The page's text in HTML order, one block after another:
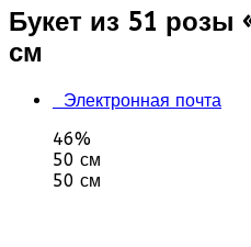
Букет из 51 розы
см
Электронная почта
46%
50 см
50 см